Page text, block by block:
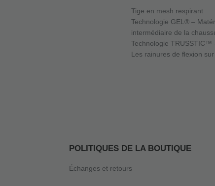
Tige en mesh respirant
Technologie GEL® –
intermédiaire de la
Technologie TRUSSTIC™
Les rainures de flexion
POLITIQUES DE LA BOUTIQUE
Échanges et retours